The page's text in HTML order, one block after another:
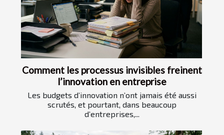
Comment les processus invisibles freinent
l’innovation en entreprise
Les budgets d’innovation n’ont jamais été aussi
scrutés, et pourtant, dans beaucoup
d’entreprises,...